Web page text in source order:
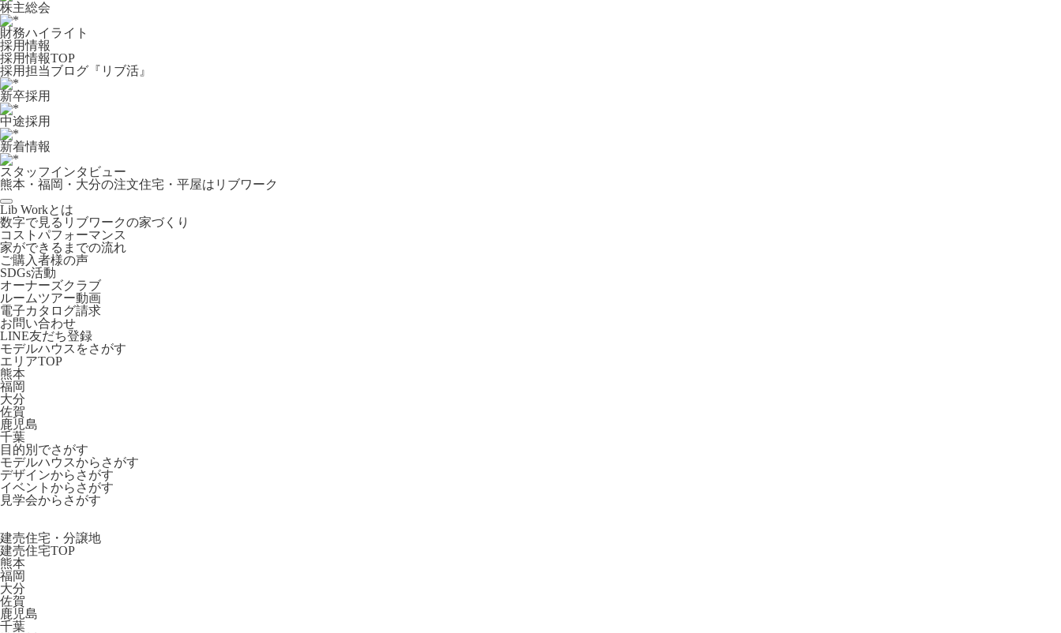
株主総会
財務ハイライト
採用情報
採用情報TOP
採用担当ブログ『リブ活』
新卒採用
中途採用
新着情報
スタッフインタビュー
熊本・福岡・大分の注文住宅・平屋はリブワーク
Lib Workとは
数字で見るリブワークの家づくり
コストパフォーマンス
家ができるまでの流れ
ご購入者様の声
SDGs活動
オーナーズクラブ
ルームツアー動画
電子カタログ請求
お問い合わせ
LINE友だち登録
モデルハウスをさがす
エリアTOP
熊本
福岡
大分
佐賀
鹿児島
千葉
目的別でさがす
モデルハウスからさがす
デザインからさがす
イベントからさがす
見学会からさがす
建売住宅・分譲地
建売住宅TOP
熊本
福岡
大分
佐賀
鹿児島
千葉